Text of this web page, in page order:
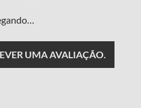
UMA AVALIAÇÃO.